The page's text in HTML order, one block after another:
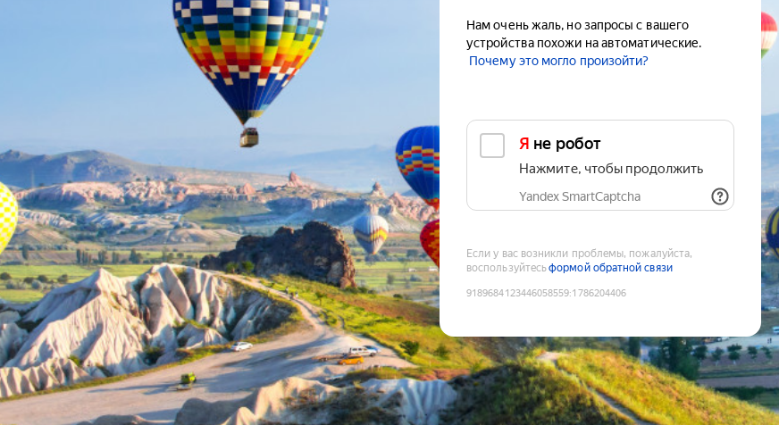
Нам очень жаль, но запросы с вашего
устройства похожи на автоматические.
Почему это могло произойти?
Я не робот
Нажмите, чтобы продолжить
Yandex SmartCaptcha
Если у вас возникли проблемы, пожалуйста,
воспользуйтесьформой обратной связи
9189684123446058559:1786204406